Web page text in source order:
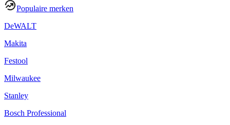
Populaire merken
DeWALT
Makita
Festool
Milwaukee
Stanley
Bosch Professional